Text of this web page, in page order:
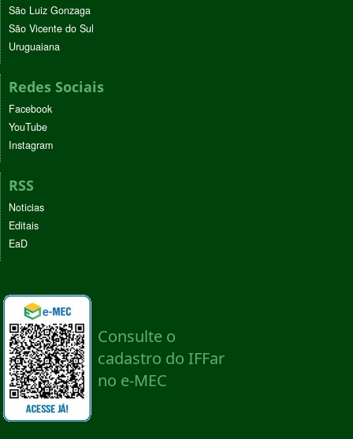
São Luiz Gonzaga
São Vicente do Sul
Uruguaiana
Redes Sociais
Facebook
YouTube
Instagram
RSS
Noticias
Editais
EaD